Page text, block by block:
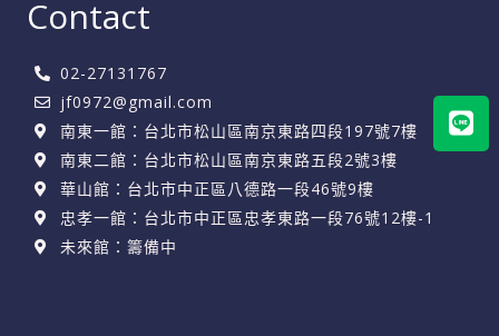
Contact
02-27131767
jf0972@gmail.com
南東一館：台北市松山區南京東路四段197號7樓
南東二館：台北市松山區南京東路五段2號3樓
華山館：台北市中正區八德路一段46號9樓
忠孝一館：台北市中正區忠孝東路一段76號12樓-1
未來館：籌備中